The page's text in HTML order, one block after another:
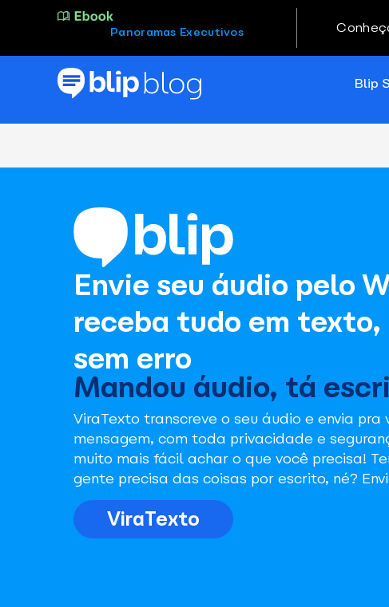
Panoramas Executivos
Blip
Envie seu áudio pelo
receba tudo em texto,
sem erro
Mandou áudio, tá
ViraTexto transcreve o seu áudio e envia
mensagem, com toda privacidade e
muito mais fácil achar o que você precisa!
gente precisa das coisas por escrito, né?
ViraTexto